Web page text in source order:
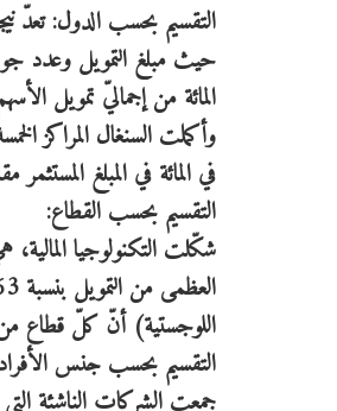
التقسيم بحسب الدول: تعدّ
المائة من إجماليّ تمويل
في المائة في المبلغ المستثمر
التقسيم بحسب القطاع:
اللوجستية) أنّ كلّ قطاع من هذه
التقسيم بحسب جنس